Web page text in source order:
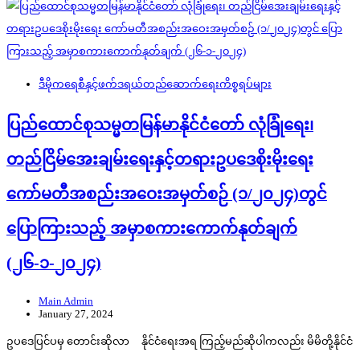
ဒီမိုကရေစီနှင့်ဖက်ဒရယ်တည်ဆောက်‌ရေးကိစ္စရပ်များ
ပြည်ထောင်စုသမ္မတမြန်မာနိုင်ငံတော် လုံခြုံရေး၊
တည်ငြိမ်အေးချမ်းရေးနှင့်တရားဥပဒေစိုးမိုးရေး
ကော်မတီအစည်းအဝေးအမှတ်စဉ် (၁/၂၀၂၄)တွင်
ပြောကြားသည့် အမှာစကားကောက်နုတ်ချက်
(၂၆-၁-၂၀၂၄)
Main Admin
January 27, 2024
ဥပဒေပြင်ပမှ တောင်းဆိုလာ နိုင်ငံရေးအရ ကြည့်မည်ဆိုပါကလည်း မိမိတို့နိုင်ငံ